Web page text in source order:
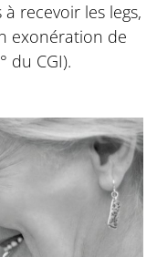
recevoir les legs,
exonération de
du CGI).